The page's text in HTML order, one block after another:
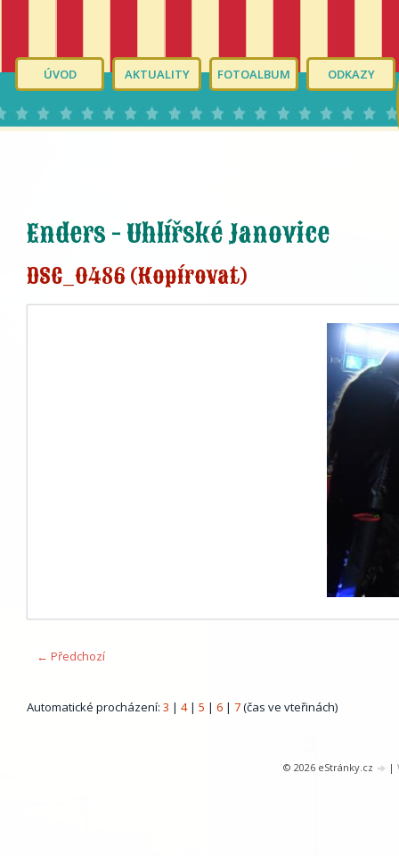
ÚVOD AKTUALITY FOTOALBUM ODKAZY
Enders - Uhlířské Janovice
DSC_0486 (Kopírovat)
← Předchozí
Automatické procházení: 3 | 4| 5 | 6 | 7(čas ve vteřinách)
© 2026 eStránky.cz |